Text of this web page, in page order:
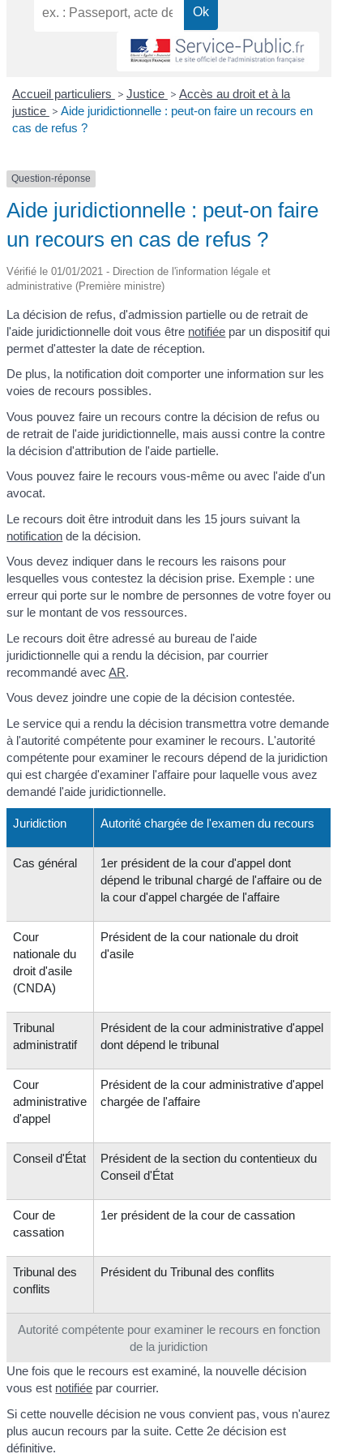
Accueil particuliers > Justice > Accès au droit et à la
justice > Aide juridictionnelle : peut-on faire un recours en
cas de refus ?
Question-réponse
Aide juridictionnelle : peut-on faire
un recours en cas de refus ?
Vérifié le 01/01/2021 - Direction de l'information légale et
administrative (Première ministre)
La décision de refus, d'admission partielle ou de retrait de
l'aide juridictionnelle doit vous être notifiée par un dispositif qui
permet d'attester la date de réception.
De plus, la notification doit comporter une information sur les
voies de recours possibles.
Vous pouvez faire un recours contre la décision de refus ou
de retrait de l'aide juridictionnelle, mais aussi contre la contre
la décision d'attribution de l'aide partielle.
Vous pouvez faire le recours vous-même ou avec l'aide d'un
avocat.
Le recours doit être introduit dans les 15 jours suivant la
notification de la décision.
Vous devez indiquer dans le recours les raisons pour
lesquelles vous contestez la décision prise. Exemple : une
erreur qui porte sur le nombre de personnes de votre foyer ou
sur le montant de vos ressources.
Le recours doit être adressé au bureau de l'aide
juridictionnelle qui a rendu la décision, par courrier
recommandé avecAR.
Vous devez joindre une copie de la décision contestée.
Le service qui a rendu la décision transmettra votre demande
à l'autorité compétente pour examiner le recours. L'autorité
compétente pour examiner le recours dépend de la juridiction
qui est chargée d'examiner l'affaire pour laquelle vous avez
demandé l'aide juridictionnelle.
Autorité compétente pour examiner le recours en fonction
de la juridiction
Juridiction Autorité chargée de l'examen du recours
Cas général 1er président de la cour d'appel dont
dépend le tribunal chargé de l'affaire ou de
la cour d'appel chargée de l'affaire
Cour
nationale du
droit d'asile
(CNDA)
Président de la cour nationale du droit
d'asile
Tribunal
administratif
Président de la cour administrative d'appel
dont dépend le tribunal
Cour
administrative
d'appel
Président de la cour administrative d'appel
chargée de l'affaire
Conseil d'État
Président de la section du contentieux du
Conseil d'État
Cour de
cassation
1er président de la cour de cassation
Tribunal des
conflits
Président du Tribunal des conflits
Une fois que le recours est examiné, la nouvelle décision
vous est notifiée par courrier.
Si cette nouvelle décision ne vous convient pas, vous n'aurez
plus aucun recours par la suite. Cette 2e décision est
définitive.